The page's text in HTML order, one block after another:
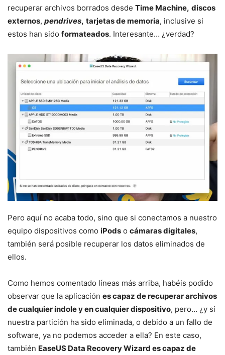
recuperar archivos borrados desde Time Machine, discos
externos, pendrives, tarjetas de memoria, inclusive si
estos han sido formateados. Interesante… ¿verdad?
Pero aquí no acaba todo, sino que si conectamos a nuestro
equipo dispositivos como iPods o cámaras digitales,
también será posible recuperar los datos eliminados de
ellos.
Como hemos comentado líneas más arriba, habéis podido
observar que la aplicación es capaz de recuperar archivos
de cualquier índole y en cualquier dispositivo, pero… ¿y si
nuestra partición ha sido eliminada, o debido a un fallo de
software, ya no podemos acceder a ella? En este caso,
también EaseUS Data Recovery Wizard es capaz de